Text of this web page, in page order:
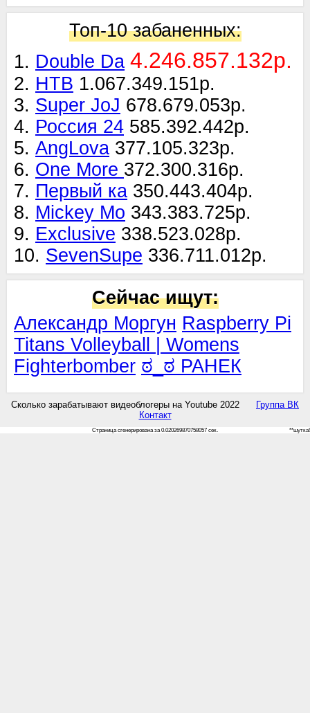
Топ-10 забаненных:
1. Double Da 4.246.857.132р.
2. НТВ 1.067.349.151р.
3. Super JoJ 678.679.053р.
4. Россия 24 585.392.442р.
5. AngLova 377.105.323р.
6. One More 372.300.316р.
7. Первый ка 350.443.404р.
8. Mickey Mo 343.383.725р.
9. Exclusive 338.523.028р.
10. SevenSupe 336.711.012р.
Сейчас ищут:
Александр Моргун Raspberry Pi
Titans Volleyball | Womens
Fighterbomber ಠ_ಠ РАНЕК
Сколько зарабатывают видеоблогеры на Youtube 2022
Группа ВК
Контакт
Страница сгенерирована за 0.020269870758057 сек. **шутка!